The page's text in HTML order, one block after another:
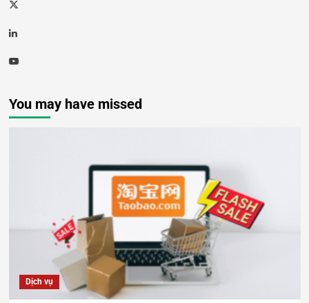
You may have missed
Dịch vụ